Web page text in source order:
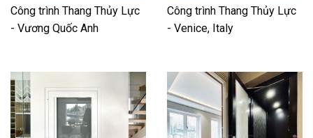
Công trình Thang Thủy Lực
- Vương Quốc Anh
Công trình Thang Thủy Lực
- Venice, Italy